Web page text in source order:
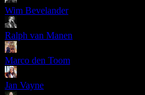
Wim Bevelander
Ralph van Manen
Marco den Toom
Jan Vayne